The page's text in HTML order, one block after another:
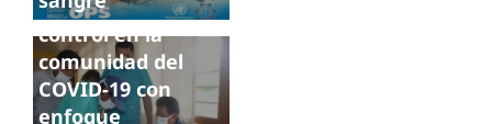
Perú: Prevención y
control en la
comunidad del
COVID-19 con
enfoque